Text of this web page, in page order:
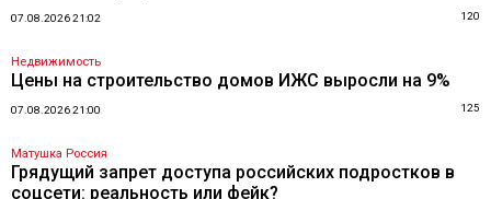
07.08.2026 21:02 120
Недвижимость
Цены на строительство домов ИЖС выросли на 9%
07.08.2026 21:00 125
Матушка Россия
Грядущий запрет доступа российских подростков в
соцсети: реальность или фейк?